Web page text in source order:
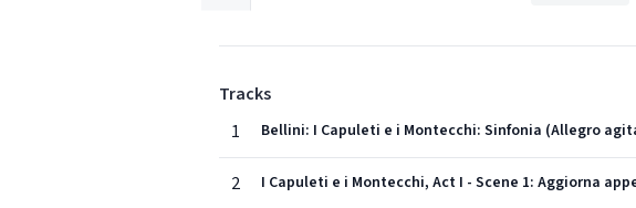
Tracks
1
Bellini: I Capuleti e i Montecchi: Sinfonia (Allegro
2 I Capuleti e i Montecchi, Act I - Scene 1: Aggiorna